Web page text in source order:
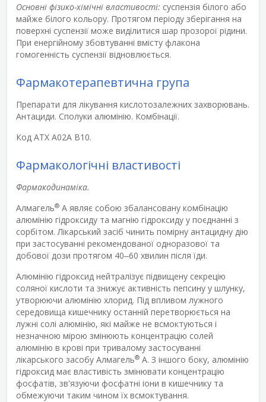
Основні фізико-хімічні властивості: суспензія білого або
майже білого кольору. Протягом періоду зберігання на
поверхні суспензії може виділитися шар прозорої рідини.
При енергійному збовтуванні вмісту флакона
гомогенність суспензії відновлюється.
Фармакотерапевтична група
Препарати для лікування кислотозалежних захворювань.
Антациди. Сполуки алюмінію. Комбінації.
Код АТХ А02A B10.
Фармакологічні властивості
Фармакодинаміка.
Алмагель® А являє собою збалансовану комбінацію
алюмінію гідроксиду та магнію гідроксиду у поєднанні з
сорбітом. Лікарський засіб чинить помірну антацидну дію
при застосуванні рекомендованої одноразової та
добової дози протягом 40‒60 хвилин після їди.
Алюмінію гідроксид нейтралізує підвищену секрецію
соляної кислоти та знижує активність пепсину у шлунку,
утворюючи алюмінію хлорид. Під впливом лужного
середовища кишечнику останній перетворюється на
лужні солі алюмінію, які майже не всмоктуються і
незначною мірою змінюють концентрацію солей
алюмінію в крові при тривалому застосуванні
лікарського засобу Алмагель® А. З іншого боку, алюмінію
гідроксид має властивість змінювати концентрацію
фосфатів, зв'язуючи фосфатні іони в кишечнику та
обмежуючи таким чином їх всмоктування.